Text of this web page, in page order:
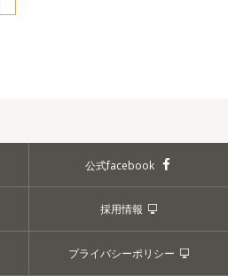
公式facebook
採用情報
プライバシーポリシー